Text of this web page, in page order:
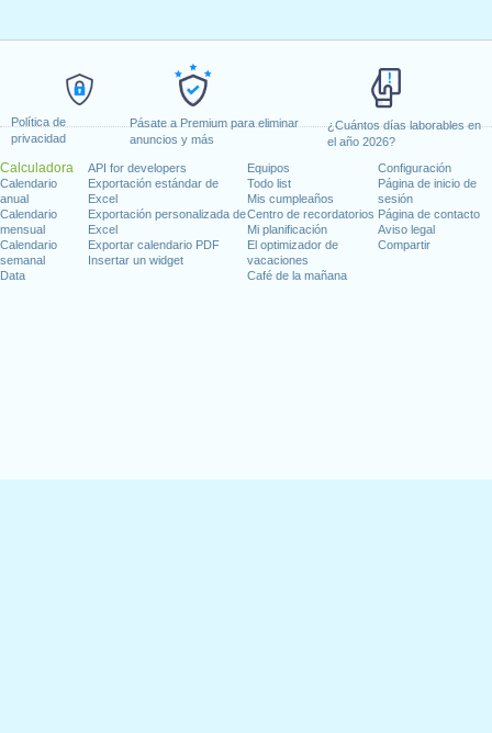
Política de
privacidad
Pásate a Premium para eliminar
anuncios y más
¿Cuántos días laborables en
el año 2026?
Calculadora
Calendario
anual
Calendario
mensual
Calendario
semanal
Data
API for developers
Exportación estándar de
Excel
Exportación personalizada de
Excel
Exportar calendario PDF
Insertar un widget
Equipos
Todo list
Mis cumpleaños
Centro de recordatorios
Mi planificación
El optimizador de
vacaciones
Café de la mañana
Configuración
Página de inicio de
sesión
Página de contacto
Aviso legal
Compartir